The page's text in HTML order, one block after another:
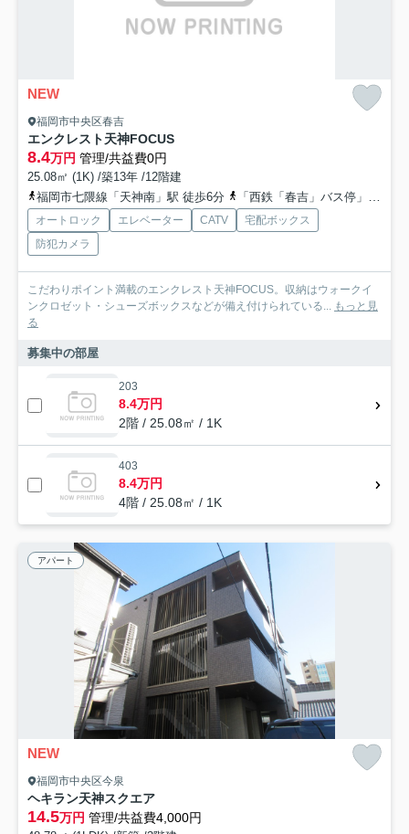
NEW
福岡市中央区春吉
エンクレスト天神FOCUS
8.4万円 管理/共益費0円
25.08㎡ (1K) /築13年 /12階建
福岡市七隈線「天神南」駅 徒歩6分
「西鉄「春吉」バス停」バス停下車 徒歩3分
オートロック エレベーター CATV
宅配ボックス
防犯カメラ
こだわりポイント満載のエンクレスト天神FOCUS。収納はウォークイ
ンクロゼット・シューズボックスなどが備え付けられている... もっと見
る
募集中の部屋
203
8.4万円
2階 / 25.08㎡ / 1K
403
8.4万円
4階 / 25.08㎡ / 1K
アパート
NEW
福岡市中央区今泉
ヘキラン天神スクエア
14.5万円 管理/共益費4,000円